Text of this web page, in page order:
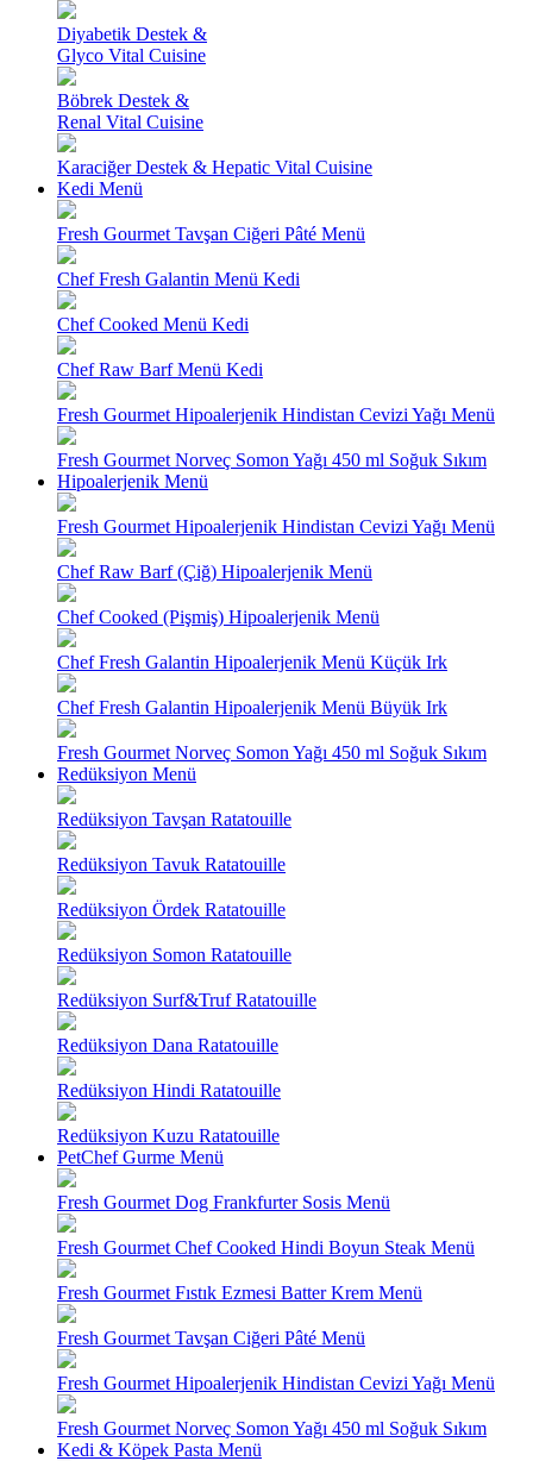
Diyabetik Destek &
Glyco Vital Cuisine
Böbrek Destek &
Renal Vital Cuisine
Karaciğer Destek & Hepatic Vital Cuisine
Kedi Menü
Fresh Gourmet Tavşan Ciğeri Pâté Menü
Chef Fresh Galantin Menü Kedi
Chef Cooked Menü Kedi
Chef Raw Barf Menü Kedi
Fresh Gourmet Hipoalerjenik Hindistan Cevizi Yağı Menü
Fresh Gourmet Norveç Somon Yağı 450 ml Soğuk Sıkım
Hipoalerjenik Menü
Fresh Gourmet Hipoalerjenik Hindistan Cevizi Yağı Menü
Chef Raw Barf (Çiğ) Hipoalerjenik Menü
Chef Cooked (Pişmiş) Hipoalerjenik Menü
Chef Fresh Galantin Hipoalerjenik Menü Küçük Irk
Chef Fresh Galantin Hipoalerjenik Menü Büyük Irk
Fresh Gourmet Norveç Somon Yağı 450 ml Soğuk Sıkım
Redüksiyon Menü
Redüksiyon Tavşan Ratatouille
Redüksiyon Tavuk Ratatouille
Redüksiyon Ördek Ratatouille
Redüksiyon Somon Ratatouille
Redüksiyon Surf&Truf Ratatouille
Redüksiyon Dana Ratatouille
Redüksiyon Hindi Ratatouille
Redüksiyon Kuzu Ratatouille
PetChef Gurme Menü
Fresh Gourmet Dog Frankfurter Sosis Menü
Fresh Gourmet Chef Cooked Hindi Boyun Steak Menü
Fresh Gourmet Fıstık Ezmesi Batter Krem Menü
Fresh Gourmet Tavşan Ciğeri Pâté Menü
Fresh Gourmet Hipoalerjenik Hindistan Cevizi Yağı Menü
Fresh Gourmet Norveç Somon Yağı 450 ml Soğuk Sıkım
Kedi & Köpek Pasta Menü